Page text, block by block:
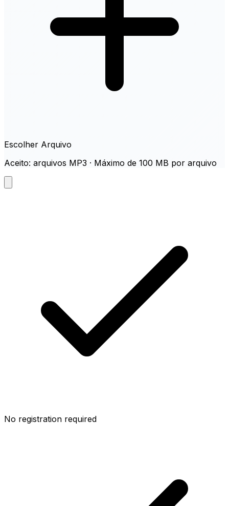
Escolher Arquivo
Aceito: arquivos MP3 · Máximo de 100 MB por arquivo
No registration required